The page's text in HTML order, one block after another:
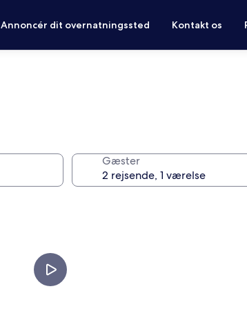
Annoncér dit overnatningssted Kontakt os
Gæster